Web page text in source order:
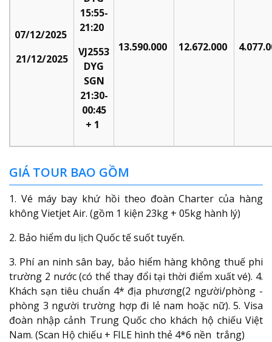
07/12/2025
21/12/2025
15:55-
21:20
VJ2553
DYG
SGN
21:30-
00:45
+ 1
13.590.000 12.672.000
GIÁ TOUR BAO GỒM
1. Vé máy bay khứ hồi theo đoàn Charter của hàng
không Vietjet Air. (gồm 1 kiện 23kg + 05kg hành lý)
2. Bảo hiểm du lịch Quốc tế suốt tuyến.
3. Phí an ninh sân bay, bảo hiểm hàng không thuế phi
trường 2 nước (có thể thay đổi tại thời điểm xuất vé). 4.
Khách sạn tiêu chuẩn 4* địa phương(2 người/phòng -
phòng 3 người trường hợp đi lẻ nam hoặc nữ). 5. Visa
đoàn nhập cảnh Trung Quốc cho khách hộ chiếu Việt
Nam. (Scan Hộ chiếu + FILE hình thẻ 4*6 nền trắng)